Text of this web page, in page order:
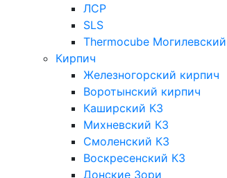
ЛСР
SLS
Thermocube
Кирпич
Железногорский кирпич
Воротынский кирпич
Каширский КЗ
Михневский КЗ
Смоленский КЗ
Воскресенский КЗ
Донские Зори